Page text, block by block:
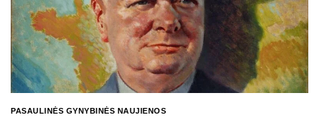
PASAULINĖS GYNYBINĖS NAUJIENOS